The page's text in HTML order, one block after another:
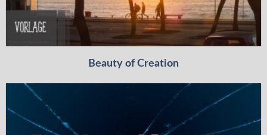
Beauty of Creation